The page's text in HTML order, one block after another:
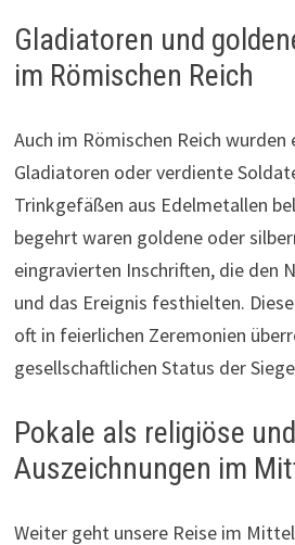
Gladiatoren und
im Römischen Reich
Auch im Römischen Reich
Gladiatoren oder verdiente
Trinkgefäßen aus Edelmetallen
begehrt waren goldene oder
eingravierten Inschriften, die den
und das Ereignis festhielten.
oft in feierlichen Zeremonien
gesellschaftlichen Status der
Pokale als religiöse
Auszeichnungen im
Weiter geht unsere Reise im